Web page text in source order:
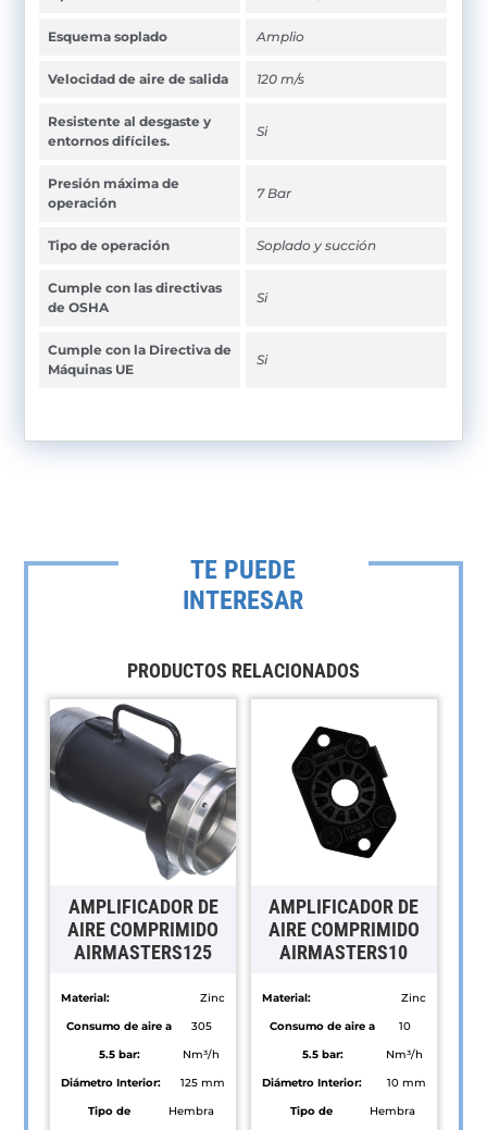
Esquema soplado Amplio
Velocidad de aire de salida 120 m/s
Resistente al desgaste y
entornos difíciles.
Si
Presión máxima de
operación
7 Bar
Tipo de operación Soplado y succión
Cumple con las directivas
de OSHA
Si
Cumple con la Directiva de
Máquinas UE
Si
TE PUEDE
INTERESAR
PRODUCTOS RELACIONADOS
AMPLIFICADOR DE
AIRE COMPRIMIDO
AIRMASTERS125
Material:
Zinc
Consumo de aire a
5.5 bar:
305
Nm³/h
Diámetro Interior:
125 mm
Tipo de
Hembra
AMPLIFICADOR DE
AIRE COMPRIMIDO
AIRMASTERS10
Material:
Zinc
Consumo de aire a
5.5 bar:
10
Nm³/h
Diámetro Interior:
10 mm
Tipo de
Hembra